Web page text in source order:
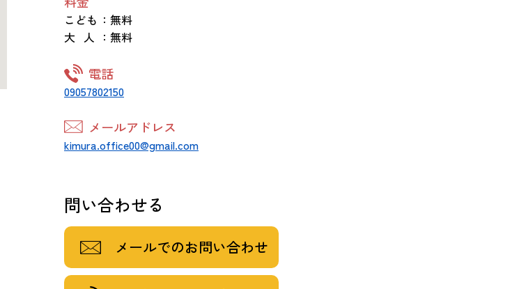
こども ：無料
大 人 ：無料
電話
09057802150
メールアドレス
kimura.office00@gmail.com
問い合わせる
メールでのお問い合わせ